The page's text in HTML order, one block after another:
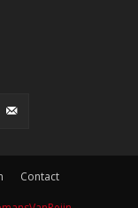
Contact